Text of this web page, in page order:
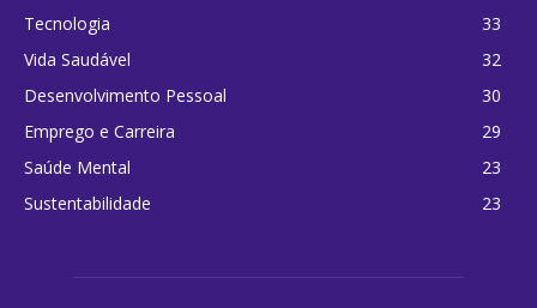
Tecnologia
33
Vida Saudável
32
Desenvolvimento Pessoal
30
Emprego e Carreira
29
Saúde Mental
23
Sustentabilidade
23